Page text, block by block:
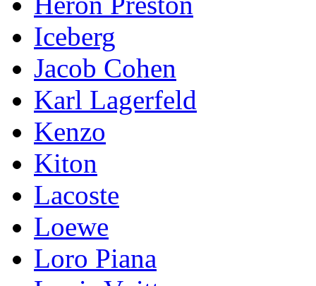
Iceberg
Jacob Cohen
Karl Lagerfeld
Kenzo
Kiton
Lacoste
Loewe
Loro Piana